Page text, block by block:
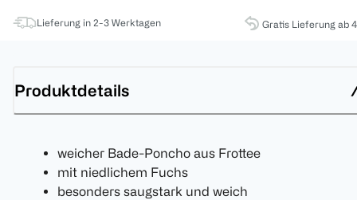
Lieferung in 2-3 Werktagen Gratis Lieferung ab
Produktdetails
weicher Bade-Poncho aus Frottee
mit niedlichem Fuchs
besonders saugstark und weich